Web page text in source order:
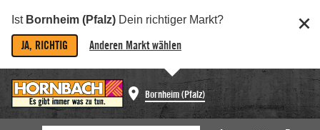
Ist Bornheim (Pfalz) Dein richtiger Markt?
JA, RICHTIG Anderen Markt wählen
Bornheim (Pfalz)